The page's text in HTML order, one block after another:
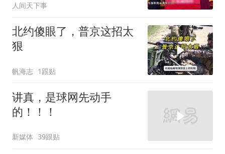
人间天下事
北约傻眼了，普京这招太
狠
帆海志 1跟贴
讲真，是球网先动手
的！！！
新媒体 39跟贴